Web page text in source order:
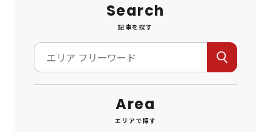
Search
記事を探す
Area
エリアで探す